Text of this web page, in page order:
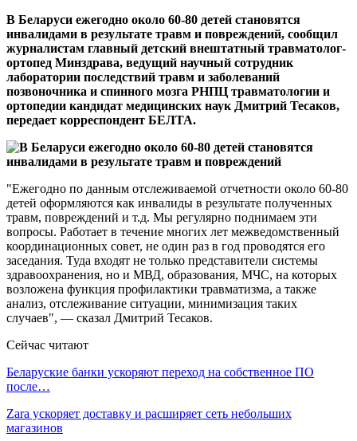
В Беларуси ежегодно около 60-80 детей становятся
инвалидами в результате травм и повреждений, сообщил
журналистам главный детский внештатный травматолог-
ортопед Минздрава, ведущий научный сотрудник
лаборатории последствий травм и заболеваний
позвоночника и спинного мозга РНПЦ травматологии и
ортопедии кандидат медицинских наук Дмитрий Тесаков,
передает корреспондент БЕЛТА.
"Ежегодно по данным отслеживаемой отчетности около 60-80
детей оформляются как инвалиды в результате полученных
травм, повреждений и т.д. Мы регулярно поднимаем эти
вопросы. Работает в течение многих лет межведомственный
координационных совет, не один раз в год проводятся его
заседания. Туда входят не только представители системы
здравоохранения, но и МВД, образования, МЧС, на которых
возложена функция профилактики травматизма, а также
анализ, отслеживание ситуации, минимизация таких
случаев", — сказал Дмитрий Тесаков.
Сейчас читают
Беларуские банки ускоряют переход на собственное ПО
после…
Zara ускоряет доставку и расширяет сеть небольших
магазинов